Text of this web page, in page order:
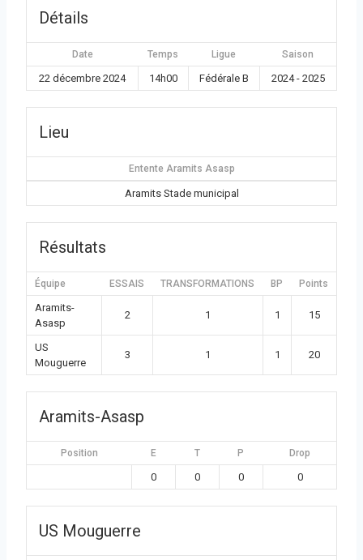
Détails
Date Temps Ligue Saison
22 décembre 2024 14h00 Fédérale B 2024 - 2025
Lieu
Entente Aramits Asasp
Aramits Stade municipal
Résultats
Équipe ESSAIS TRANSFORMATIONS BP Points
Aramits-
Asasp
2 1 1 15
US
Mouguerre
3 1 1 20
Aramits-Asasp
Position E T P Drop
0 0 0 0
US Mouguerre